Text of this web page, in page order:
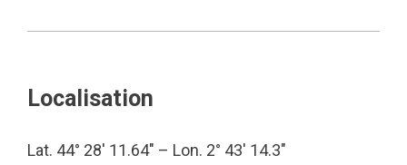
Localisation
Lat. 44° 28′ 11.64″ – Lon. 2° 43′ 14.3″